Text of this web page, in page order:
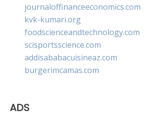
journaloffinanceeconomics.com
kvk-kumari.org
foodscienceandtechnology.com
scisportsscience.com
addisababacuisineaz.com
burgerimcamas.com
ADS